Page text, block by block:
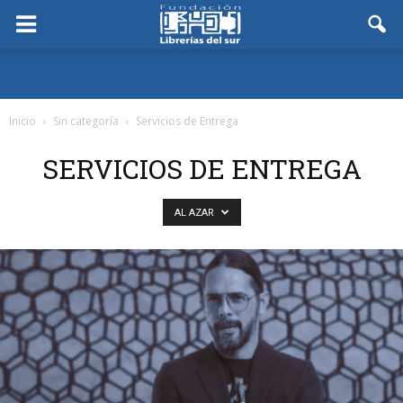
Inicio Sin categoría Servicios de Entrega
SERVICIOS DE ENTREGA
AL AZAR